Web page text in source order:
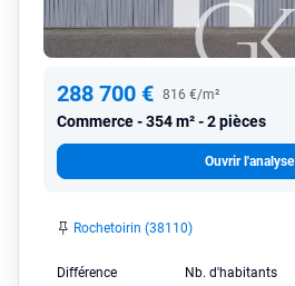
288 700 € 816 €/m²
Commerce 354 m² - 2 pièces
Ouvrir l'analyse
Rochetoirin (38110)
Différence
Nb. d'habitants